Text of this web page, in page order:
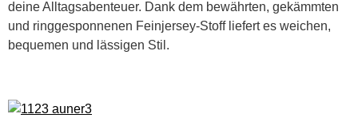
deine Alltagsabenteuer. Dank dem bewährten, gekämmten
und ringgesponnenen Feinjersey-Stoff liefert es weichen,
bequemen und lässigen Stil.